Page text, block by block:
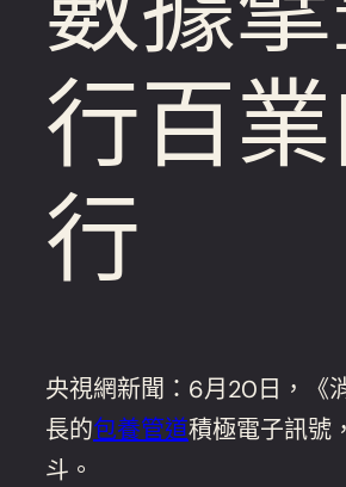
行百
行
央視網新聞：6月20日，《
長的包養管道積極電子訊號
斗。